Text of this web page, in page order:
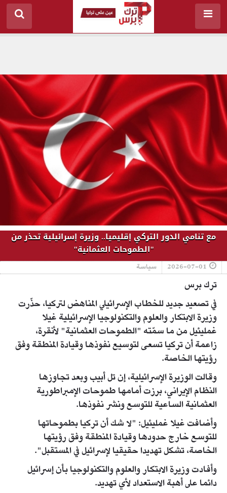
مع تنامي الدور التركي إقليميا.. وزيرة إسرائيلية تحذر من
"الطموحات العثمانية"
2026-07-01 سياسة
ترك برس
في تصعيد جديد للخطاب الإسرائيلي المناهض لتركيا، حذّرت
وزيرة الابتكار والعلوم والتكنولوجيا الإسرائيلية غيلا
غمليئيل من ما سمّته "الطموحات العثمانية" لأنقرة،
زاعمة أن تركيا تسعى لتوسيع نفوذها وقيادة المنطقة وفق
رؤيتها الخاصة.
وقالت الوزيرة الإسرائيلية، إن تل أبيب وبعد تجاوزها
النظام الإيراني، برزت أمامها طموحات الإمبراطورية
العثمانية الساعية للتوسع ونشر نفوذها.
وأضافت غيلا غمليئيل: "لا شك أن تركيا بطموحاتها
للتوسع خارج حدودها وقيادة المنطقة وفق رؤيتها
الخاصة، تشكل تهديدا حقيقيا لإسرائيل في المستقبل".
وأفادت وزيرة الابتكار والعلوم والتكنولوجيا بأن إسرائيل
دائما على أهبة الاستعداد لأي تهديد.